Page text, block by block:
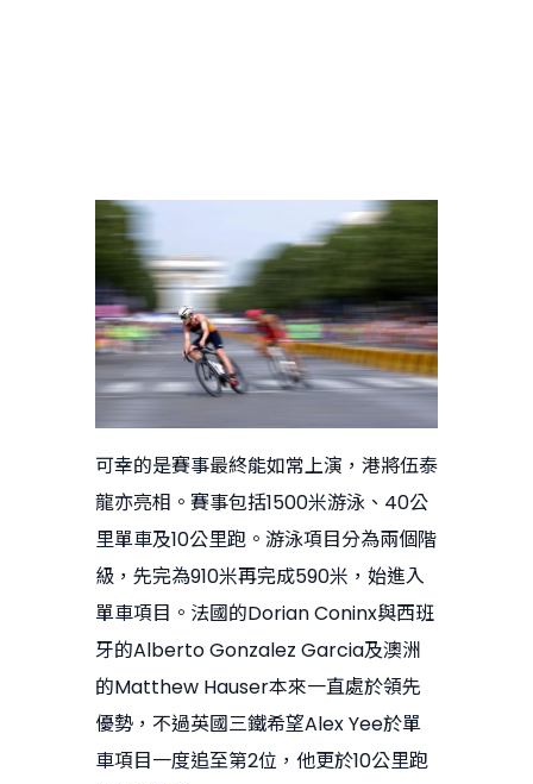
可幸的是賽事最終能如常上演，港將伍泰
龍亦亮相。賽事包括1500米游泳、40公
里單車及10公里跑。游泳項目分為兩個階
級，先完為910米再完成590米，始進入
單車項目。法國的Dorian Coninx與西班
牙的Alberto Gonzalez Garcia及澳洲
的Matthew Hauser本來一直處於領先
優勢，不過英國三鐵希望Alex Yee於單
車項目一度追至第2位，他更於10公里跑